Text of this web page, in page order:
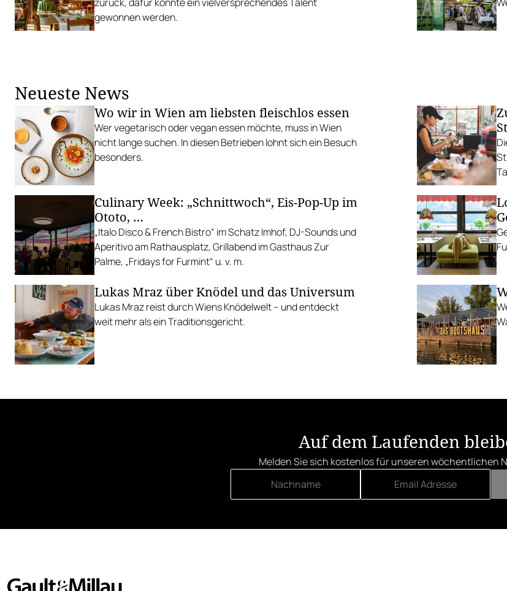
gewonnen werden.
Neueste News
Wo wir in Wien am liebsten fleischlos essen
Wer vegetarisch oder vegan essen möchte, muss in Wien
nicht lange suchen. In diesen Betrieben lohnt sich ein Besuch
besonders.
Culinary Week: „Schnittwoch“, Eis-Pop-Up im
Ototo, …
„Italo Disco & French Bistro“ im Schatz Imhof, DJ-Sounds und
Aperitivo am Rathausplatz, Grillabend im Gasthaus Zur
Palme, „Fridays for Furmint“ u. v. m.
Lukas Mraz über Knödel und das Universum
Lukas Mraz reist durch Wiens Knödelwelt – und entdeckt
weit mehr als ein Traditionsgericht.
Auf dem Laufenden
Melden Sie sich kostenlos für unseren wöchentlichen